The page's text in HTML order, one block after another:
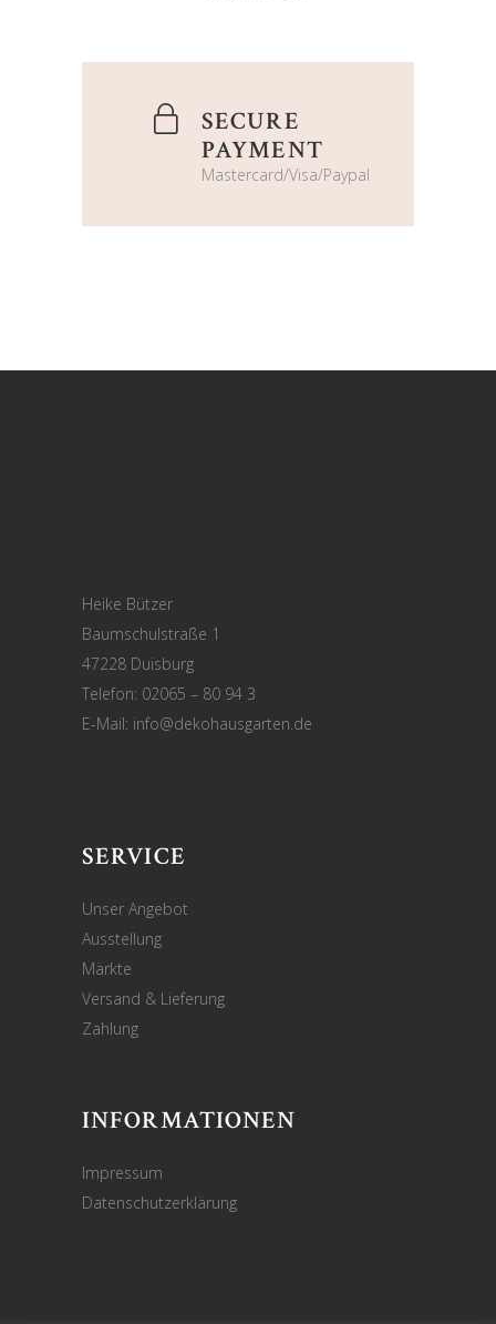
SECURE
PAYMENT
Mastercard/Visa/Paypal
Heike Bützer
Baumschulstraße 1
47228 Duisburg
Telefon: 02065 – 80 94 3
E-Mail: info@dekohausgarten.de
SERVICE
Unser Angebot
Ausstellung
Märkte
Versand & Lieferung
Zahlung
INFORMATIONEN
Impressum
Datenschutzerklärung